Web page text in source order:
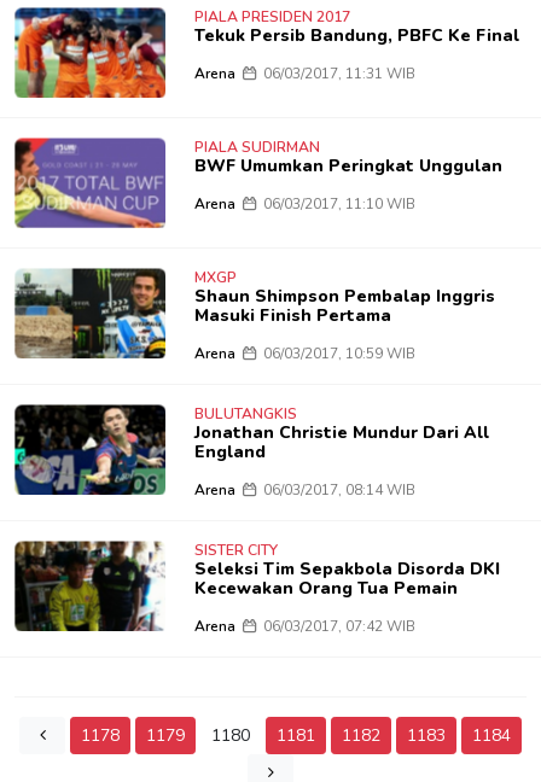
PIALA PRESIDEN 2017
Tekuk Persib Bandung, PBFC Ke Final
Arena 06/03/2017, 11:31 WIB
PIALA SUDIRMAN
BWF Umumkan Peringkat Unggulan
Arena 06/03/2017, 11:10 WIB
MXGP
Shaun Shimpson Pembalap Inggris
Masuki Finish Pertama
Arena 06/03/2017, 10:59 WIB
BULUTANGKIS
Jonathan Christie Mundur Dari All
England
Arena 06/03/2017, 08:14 WIB
SISTER CITY
Seleksi Tim Sepakbola Disorda DKI
Kecewakan Orang Tua Pemain
Arena 06/03/2017, 07:42 WIB
1178 1179 1180 1181 1182 1183 1184